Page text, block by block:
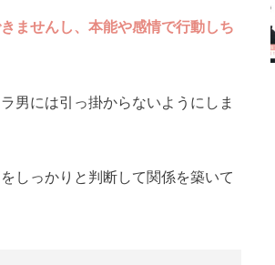
ませんし、本能や感情で行動しち
男には引っ掛からないようにしま
しっかりと判断して関係を築いて